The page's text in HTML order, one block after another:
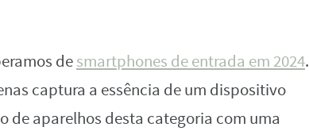
desmartphones de entrada em 2024.
captura a essência de um dispositivo
de aparelhos desta categoria com uma